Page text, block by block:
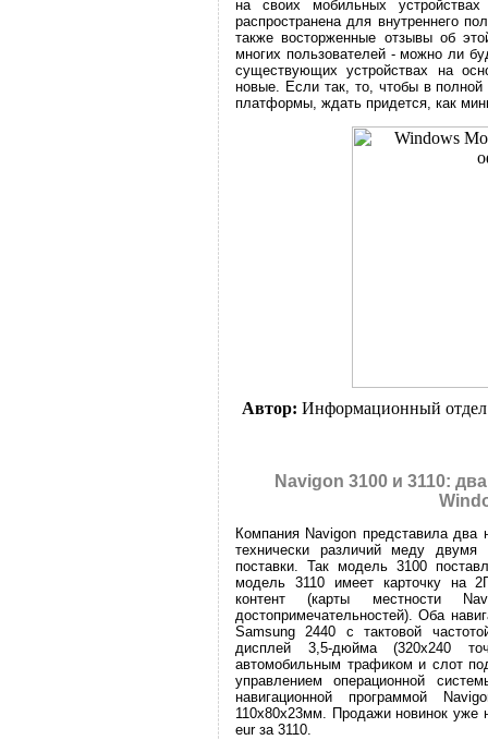
на своих мобильных
распространена для внутреннего
также восторженные отзывы об
многих пользователей - можно ли
существующих устройствах на
новые. Если так, то, чтобы в
платформы, ждать придется, как
Автор: Информационный отдел
Navigon 3100 и 3110:
Компания Navigon представила два
технически различий меду двумя
поставки. Так модель 3100
модель 3110 имеет карточку на
контент (карты местности
достопримечательностей). Оба
Samsung 2440 с тактовой
дисплей 3,5-дюйма (320х240
автомобильным трафиком и слот
управлением операционной
навигационной программой
110х80х23мм. Продажи новинок уже
eur за 3110.